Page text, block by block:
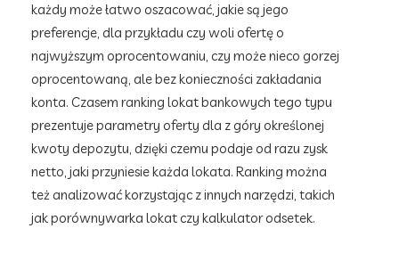
każdy może łatwo oszacować, jakie są jego
preferencje, dla przykładu czy woli ofertę o
najwyższym oprocentowaniu, czy może nieco gorzej
oprocentowaną, ale bez konieczności zakładania
konta. Czasem ranking lokat bankowych tego typu
prezentuje parametry oferty dla z góry określonej
kwoty depozytu, dzięki czemu podaje od razu zysk
netto, jaki przyniesie każda lokata. Ranking można
też analizować korzystając z innych narzędzi, takich
jak porównywarka lokat czy kalkulator odsetek.